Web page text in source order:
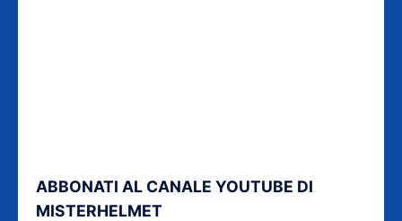
ABBONATI AL CANALE YOUTUBE DI
MISTERHELMET